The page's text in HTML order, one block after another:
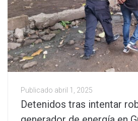
Publicado abril 1, 2025
Detenidos tras intentar